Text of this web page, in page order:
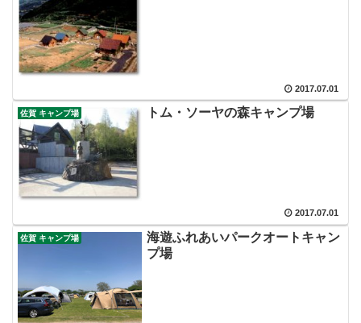
2017.07.01
佐賀 キャンプ場 トム・ソーヤの森キャンプ場
2017.07.01
佐賀 キャンプ場
海遊ふれあいパークオートキャン
プ場